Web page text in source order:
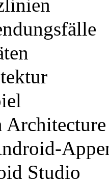
Studio